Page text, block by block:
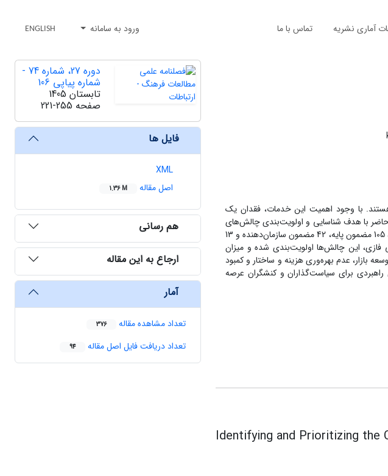
آماری نشریه تماس با ما ورود به سامانه ENGLISH
با وجود اهمیت این خدمات، فقدان یک
با هدف شناسایی و اولویت‌بندی چالش‌های
مدیریت تبلیغ دین انجام شده است. در این راستا، با استفاده از روش تحلیل مضمون و انجام 32 مصاحبه نیمه‌ساختاریافته، 105 مضمون پایه، 42 مضمون سازمان‌دهنده و 13
این چالش‌ها اولویت‌بندی شده و میزان
بازار، عدم بهره‌وری هزینه و ساختار و کمبود
برای سیاست‌گذاران و کنشگران عرصه
Identifying and Prioritizing the
دوره 27، شماره 74 -
شماره پیاپی 106
تابستان 1405
صفحه 221-255
فایل ها
XML
اصل مقاله
1.36 M
هم رسانی
ارجاع به این مقاله
آمار
تعداد مشاهده مقاله 376
تعداد دریافت فایل اصل مقاله 94